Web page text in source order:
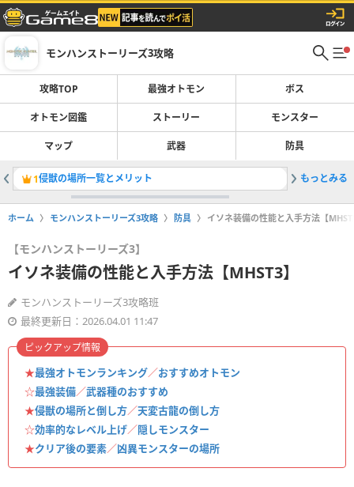
モンハンストーリーズ3攻略
攻略TOP 最強オトモン ボス
オトモン図鑑 ストーリー モンスター
マップ 武器 防具
1侵獣の場所一覧とメリット 2アエン
もっとみる
ホーム モンハンストーリーズ3攻略 防具 イソネ装備の性能と入手方法【
【モンハンストーリーズ3】
イソネ装備の性能と入手方法【MHST3】
モンハンストーリーズ3攻略班
最終更新日：2026.04.01 11:47
★最強オトモンランキング／おすすめオトモン
☆最強装備／武器種のおすすめ
★侵獣の場所と倒し方／天変古龍の倒し方
☆効率的なレベル上げ／隠しモンスター
★クリア後の要素／凶異モンスターの場所
ピックアップ情報